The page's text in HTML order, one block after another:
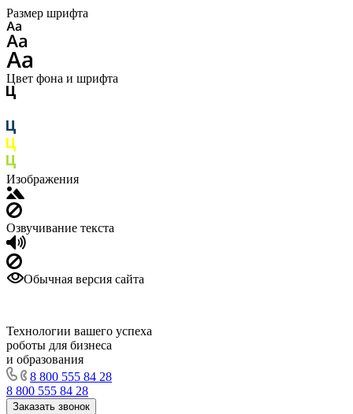
Размер шрифта
Цвет фона и шрифта
Изображения
Озвучивание текста
Обычная версия сайта
Технологии вашего успеха
роботы для бизнеса
и образования
8 800 555 84 28
8 800 555 84 28
Заказать звонок